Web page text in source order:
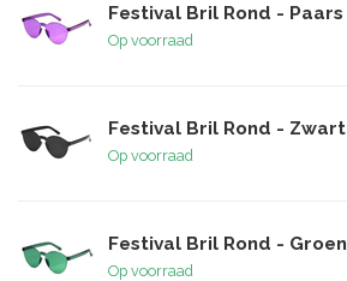
Festival Bril Rond - Paars
Op voorraad
Festival Bril Rond - Zwart
Op voorraad
Festival Bril Rond - Groen
Op voorraad